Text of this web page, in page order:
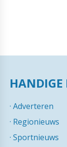
HANDIGE
· Adverteren
· Regionieuws
· Sportnieuws